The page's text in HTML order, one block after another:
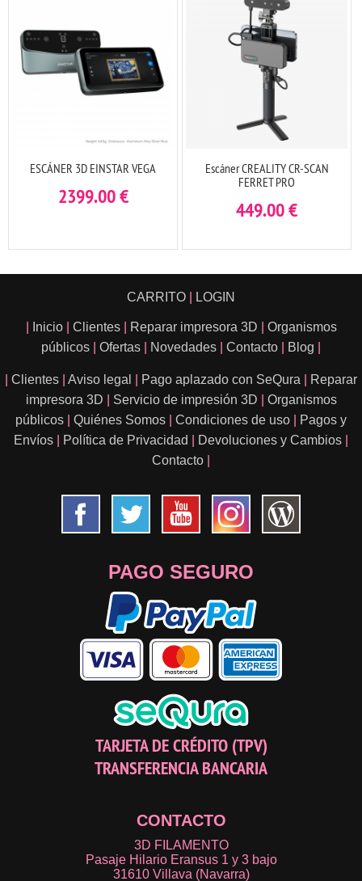
ESCÁNER 3D EINSTAR VEGA
2399.00€
Escáner CREALITY CR-SCAN
FERRET PRO
449.00€
CARRITO LOGIN
Inicio Clientes Reparar impresora 3D
Organismos
públicos
Ofertas Novedades Contacto Blog
Clientes Aviso legal Pago aplazado con SeQura
Reparar
impresora 3D
Servicio de impresión 3D
Organismos
públicos
Quiénes Somos Condiciones de uso
Pagos y
Envíos
Política de Privacidad Devoluciones y Cambios
Contacto
PAGO SEGURO
TARJETA DE CRÉDITO (TPV)
TRANSFERENCIA BANCARIA
CONTACTO
3D FILAMENTO
Pasaje Hilario Eransus 1 y 3 bajo
31610 Villava (Navarra)